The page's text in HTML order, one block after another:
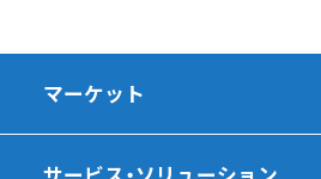
マーケット